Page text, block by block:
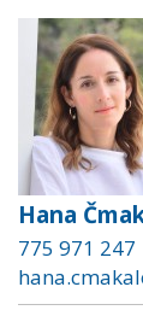
Hana
775 971 247